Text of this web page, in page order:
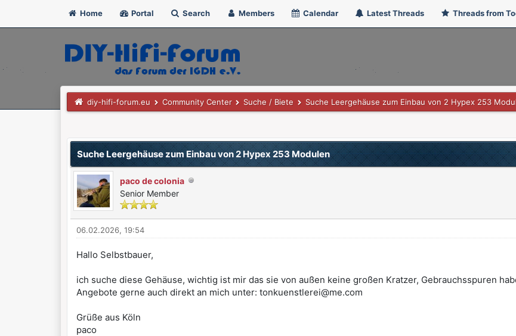
Home Portal Search Members Calendar Latest Threads Threads from
diy-hifi-forum.eu Community Center Suche / Biete Suche Leergehäuse zum Einbau von 2 Hypex 253
Suche Leergehäuse zum Einbau von 2 Hypex 253 Modulen
paco de colonia
Senior Member
06.02.2026, 19:54
Hallo Selbstbauer,
ich suche diese Gehäuse, wichtig ist mir das sie von außen keine großen Kratzer, Gebrauchsspuren
Angebote gerne auch direkt an mich unter: tonkuenstlerei@me.com
Grüße aus Köln
paco